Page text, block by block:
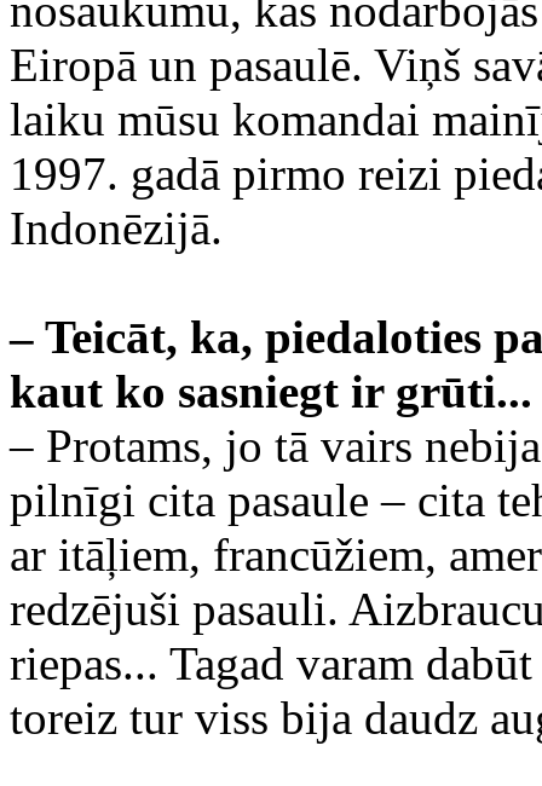
Eiropā un pasaulē. Viņš
laiku mūsu komandai
1997. gadā pirmo reizi
Indonēzijā.
– Teicāt, ka, piedaloties
kaut ko sasniegt ir grūti...
– Protams, jo tā vairs
pilnīgi cita pasaule – cita
ar itāļiem, francūžiem,
redzējuši pasauli.
riepas... Tagad varam
toreiz tur viss bija daudz